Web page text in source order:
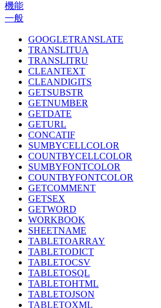
機能
一般
GOOGLETRANSLATE
TRANSLITUA
TRANSLITRU
CLEANTEXT
CLEANDIGITS
GETSUBSTR
GETNUMBER
GETDATE
GETURL
CONCATIF
SUMBYCELLCOLOR
COUNTBYCELLCOLOR
SUMBYFONTCOLOR
COUNTBYFONTCOLOR
GETCOMMENT
GETSEX
GETWORD
WORKBOOK
SHEETNAME
TABLETOARRAY
TABLETODICT
TABLETOCSV
TABLETOSQL
TABLETOHTML
TABLETOJSON
TABLETOXML